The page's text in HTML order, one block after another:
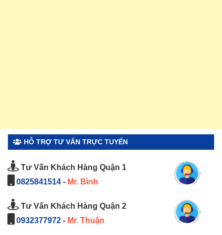
HỖ TRỢ TƯ VẤN TRỰC TUYẾN
Tư Vấn Khách Hàng Quận 1
0825841514 - Mr. Bình
Tư Vấn Khách Hàng Quận 2
0932377972 - Mr. Thuận